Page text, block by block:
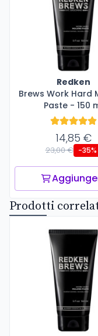
Redken
Brews Work Hard
Paste - 150
14,85 €
23,00 € -35%
Prodotti